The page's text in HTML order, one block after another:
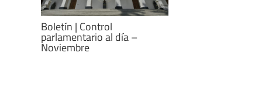
Boletín | Control
parlamentario al día –
Noviembre